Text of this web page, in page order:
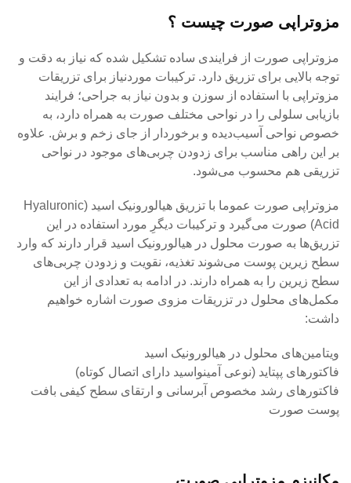
مزوتراپی صورت چیست ؟
مزوتراپی صورت از فرایندی ساده تشکیل شده که نیاز به دقت و
توجه بالایی برای تزریق دارد. ترکیبات موردنیاز برای تزریقات
مزوتراپی با استفاده از سوزن و بدون نیاز به جراحی؛ فرایند
بازیابی سلولی را در نواحی مختلف صورت به همراه دارد، به
خصوص نواحی آسیب‌دیده و برخوردار از جای زخم و برش. علاوه
بر این راهی مناسب برای زدودن چربی‌های موجود در نواحی
تزریقی هم محسوب می‌شود.
مزوتراپی صورت عموما با تزریق هیالورونیک اسید (Hyaluronic
Acid) صورت می‌گیرد و ترکیبات دیگرِ مورد استفاده در این
تزریق‌ها به صورت محلول در هیالورونیک اسید قرار دارند که وارد
سطح زیرین پوست می‌شوند تغذیه، نقویت و زدودن چربی‌های
سطح زیرین را به همراه دارند. در ادامه به تعدادی از این
مکمل‌های محلول در تزریقات مزوی صورت اشاره خواهیم
داشت:
ویتامین‌های محلول در هیالورونیک اسید
فاکتورهای پپتاید (نوعی آمینو‌اسید دارای اتصال کوتاه)
فاکتورهای رشد مخصوص آبرسانی و ارتقای سطح کیفی بافت
پوست صورت